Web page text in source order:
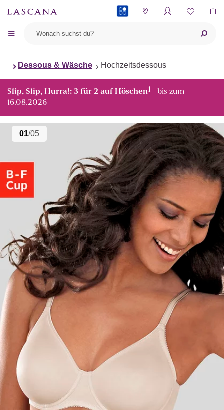
Dessous & Wäsche Hochzeitsdessous
Slip, Slip, Hurra!: 3 für 2 auf Höschen1 | bis zum
16.08.2026
01/05